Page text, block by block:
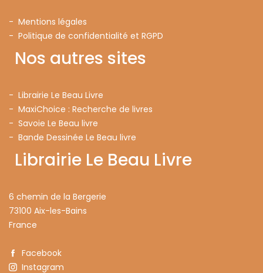
- Mentions légales
- Politique de confidentialité et RGPD
Nos autres sites
- Librairie Le Beau Livre
- MaxiChoice : Recherche de livres
- Savoie Le Beau livre
- Bande Dessinée Le Beau livre
Librairie Le Beau Livre
6 chemin de la Bergerie
73100 Aix-les-Bains
France
Facebook
Instagram